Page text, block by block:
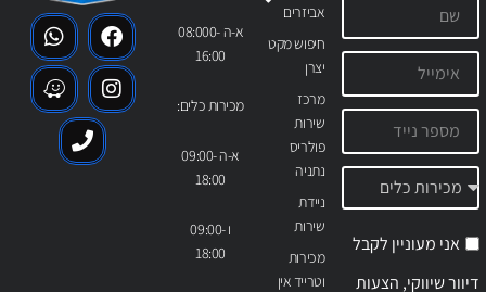
אביזרים
חיפוש מקט
יצרן
מרכז
שירות
פולריס
נתניה
ניידת
שירות
מכירות
וטרייד אין
א-ה 08:000-
16:00
מכירות כלים:
א-ה 09:00-
18:00
ו 09:00-
18:00
אני מעוניין לקבל
דיוור שיווקי, הצעות